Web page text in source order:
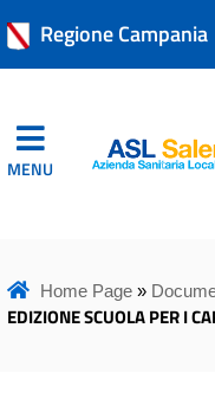
Regione Campania
MENU
Home Page»
EDIZIONE SCUOLA PER I